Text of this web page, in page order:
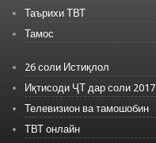
Таърихи ТВТ
Тамос
26 соли Истиқлол
Иқтисоди ҶТ дар соли 2017
Телевизион ва тамошобин
ТВТ онлайн